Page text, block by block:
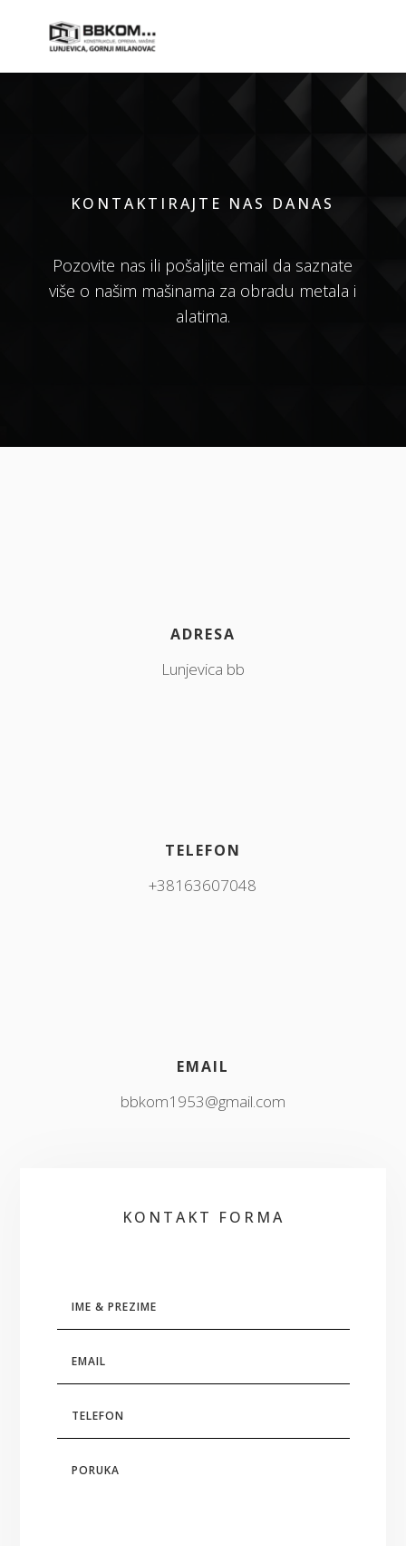
KONTAKTIRAJTE NAS DANAS
Pozovite nas ili pošaljite email da saznate
više o našim mašinama za obradu metala i
alatima.
ADRESA
Lunjevica bb
TELEFON
+38163607048
EMAIL
bbkom1953@gmail.com
KONTAKT FORMA